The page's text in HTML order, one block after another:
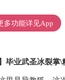
毕业武圣冰裂掌
多功能详见App